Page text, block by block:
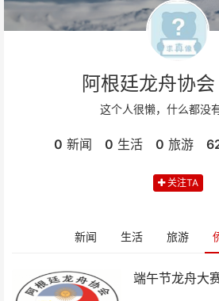
阿根廷龙舟协会
这个人很懒，什么都没
0 新闻 0 生活 0 旅游
关注TA
新闻 生活 旅游
端午节龙舟大